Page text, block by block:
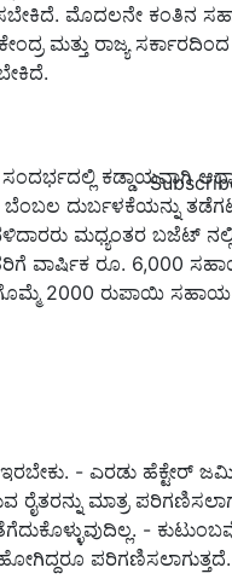
ಮೊದಲನೇ
ಮತ್ತು ರಾಜ್ಯ
ಕಡ್ಡಾಯವಾಗಿ
ದುರ್ಬಳಕೆಯನ್ನು
ಮಧ್ಯಂತರ ಬಜೆಟ್
ವಾರ್ಷಿಕ ರೂ. 6,000
2000 ರುಪಾಯಿ ಸಹಾಯ
- ಎರಡು ಹೆಕ್ಟೇರ್
ಮಾತ್ರ
-
ಪರಿಗಣಿಸಲಾಗುತ್ತದೆ.